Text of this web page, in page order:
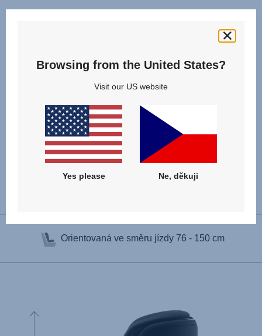
Orientovaná ve směru jízdy 76 - 150 cm
Browsing from the United States?
Visit our US website
Yes please Ne, děkuji